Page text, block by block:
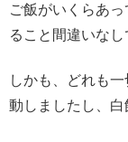
ご飯がいくらあ
ること間違いなし
しかも、どれも
動しましたし、